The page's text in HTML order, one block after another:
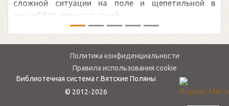
сложной ситуации на поле и щепетильной в
жизни? Кто принесет своей ...
Политика конфиденциальности
Правила использования cookie
Библиотечная система г.Вятские Поляны
© 2012-2026